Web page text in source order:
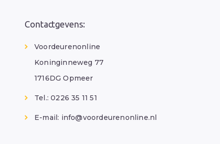
Contactgevens:
Voordeurenonline
Koninginneweg 77
1716DG Opmeer
Tel.: 0226 35 11 51
E-mail: info@voordeurenonline.nl